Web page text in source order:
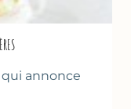
qui annonce